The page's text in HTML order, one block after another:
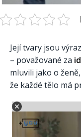
Její tvary jsou
– považované za
mluvili jako o
že každé tělo má